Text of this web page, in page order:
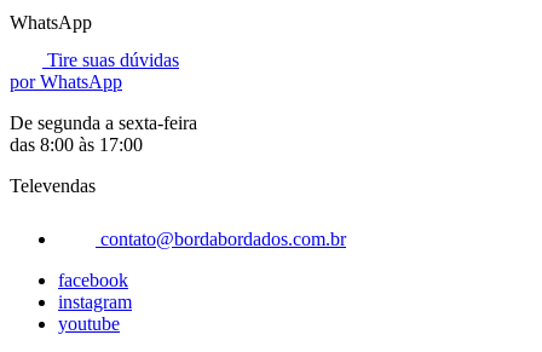
WhatsApp
Tire suas dúvidas
por WhatsApp
De segunda a sexta-feira
das 8:00 às 17:00
Televendas
contato@bordabordados.com.br
facebook
instagram
youtube